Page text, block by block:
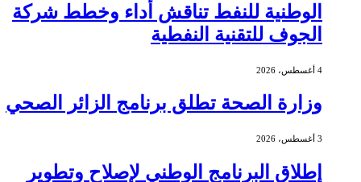
الوطنية للنفط تناقش أداء وخطط شركة
الجوف للتقنية النفطية
وزارة الصحة تطلق برنامج الزائر الصحي
إطلاق البرنامج الوطني لإصلاح وتطوير